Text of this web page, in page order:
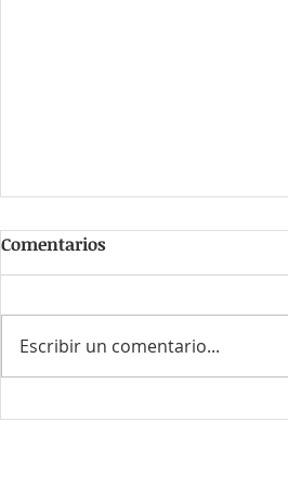
Comentarios
Escribir un comentario...